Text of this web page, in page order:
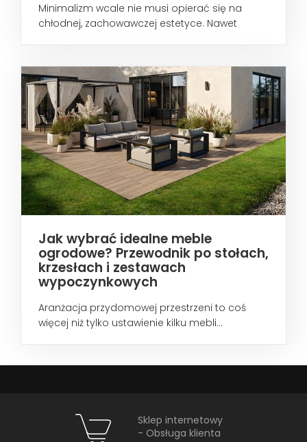
Minimalizm wcale nie musi opierać się na
chłodnej, zachowawczej estetyce. Nawet
Jak wybrać idealne meble
ogrodowe? Przewodnik po stołach,
krzesłach i zestawach
wypoczynkowych
Aranżacja przydomowej przestrzeni to coś
więcej niż tylko ustawienie kilku mebli...
Sklep internetowy
- Obsługa klienta